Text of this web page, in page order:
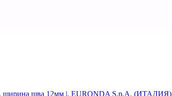
ширина шва 12мм |, EURONDA S.p.A. (ИТАЛИЯ)